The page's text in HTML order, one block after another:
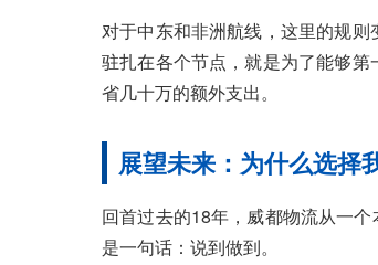
对于中东和非洲航线，这里的规
驻扎在各个节点，就是为了能够
省几十万的额外支出。
展望未来：为什么选择
回首过去的18年，威都物流从一
是一句话：说到做到。